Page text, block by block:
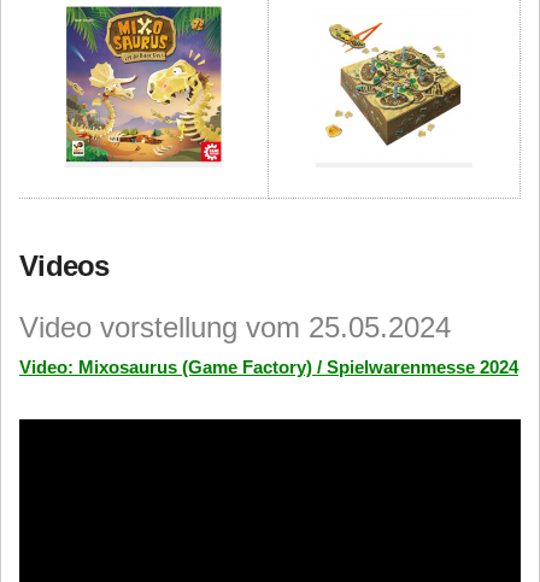
Videos
Video vorstellung vom 25.05.2024
Video: Mixosaurus (Game Factory) / Spielwarenmesse 2024